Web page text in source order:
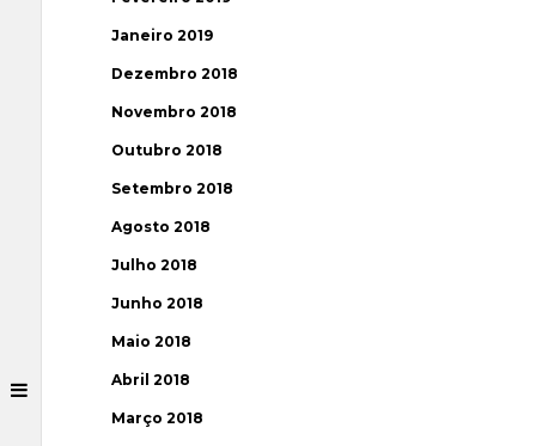
Janeiro 2019
Dezembro 2018
Novembro 2018
Outubro 2018
Setembro 2018
Agosto 2018
Julho 2018
Junho 2018
Maio 2018
Abril 2018
Março 2018